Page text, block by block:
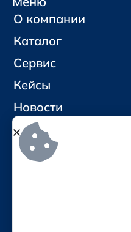
О компании
Каталог
Сервис
Кейсы
Новости
Контакты
Социальные сети